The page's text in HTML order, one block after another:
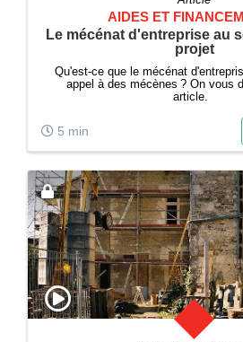
AIDES ET
Le mécénat d'entreprise au
projet
Qu'est-ce que le mécénat
appel à des mécènes ? On vous
article.
5 min